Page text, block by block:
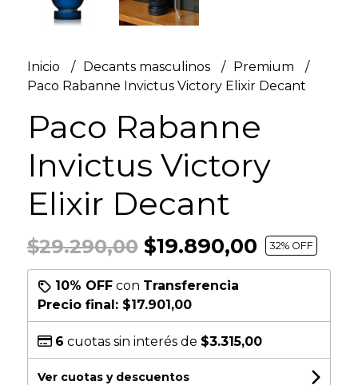
Inicio Decants masculinos
Premium
Paco Rabanne Invictus Victory Elixir Decant
Paco Rabanne
Invictus Victory
Elixir Decant
$29.290,00$19.890,00 32% OFF
10% OFFcon Transferencia
Precio final: $17.901,00
6 cuotas sin interés de $3.315,00
Ver cuotas y descuentos